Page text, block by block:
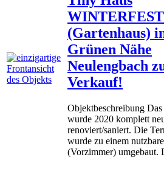
WINTERFEST
(Gartenhaus)
Grünen Nähe
Neulengbach
Verkauf!
Objektbeschreibung
wurde 2020 komplett
renoviert/saniert. Die
wurde zu einem
(Vorzimmer)